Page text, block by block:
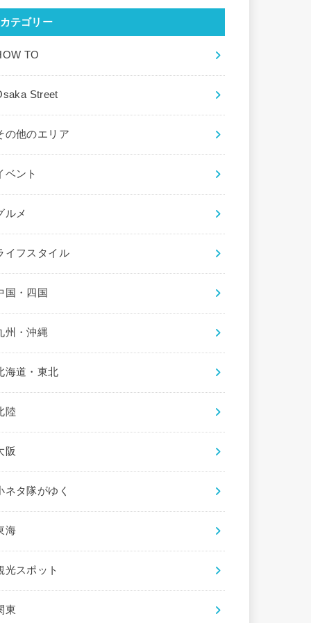
カテゴリー
TO
Street
の他のエリア
ベント
ルメ
イフスタイル
国・四国
州・沖縄
海道・東北
陸
阪
ネタ隊がゆく
海
光スポット
東